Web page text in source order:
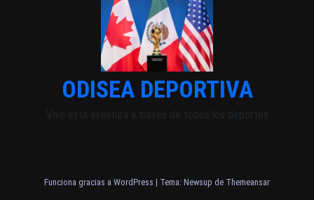
ODISEA DEPORTIVA
Vive esta aventura a través de todos los deportes
Funciona gracias a WordPress | Tema: Newsup de Themeansar